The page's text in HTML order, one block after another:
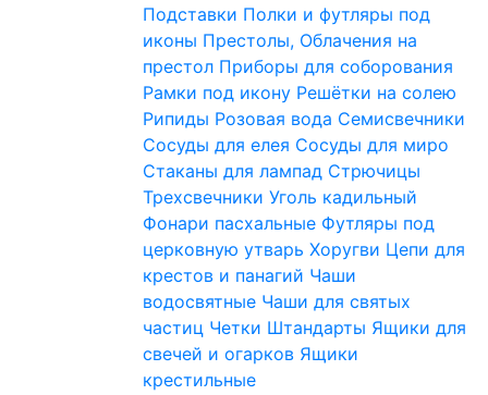
Подставки Полки и футляры под
иконы Престолы, Облачения на
престол Приборы для соборования
Рамки под икону Решётки на солею
Рипиды Розовая вода Семисвечники
Сосуды для елея Сосуды для миро
Стаканы для лампад Стрючицы
Трехсвечники Уголь кадильный
Фонари пасхальные Футляры под
церковную утварь Хоругви Цепи для
крестов и панагий Чаши
водосвятные Чаши для святых
частиц Четки Штандарты Ящики для
свечей и огарков Ящики
крестильные